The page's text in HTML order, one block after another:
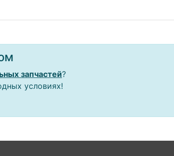
запчастей?
условиях!